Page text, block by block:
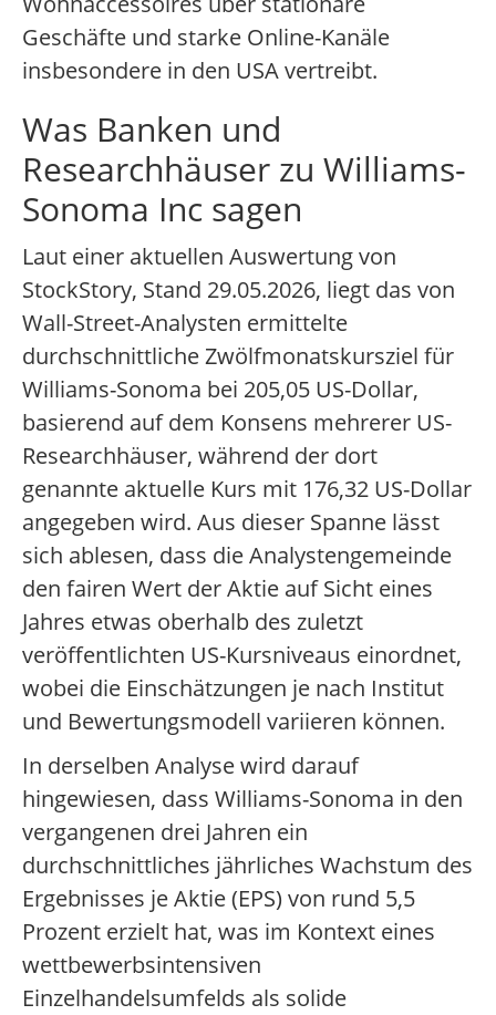
Geschäfte und starke Online-Kanäle
insbesondere in den USA vertreibt.
Was Banken und
Researchhäuser zu Williams-
Sonoma Inc sagen
Laut einer aktuellen Auswertung von
StockStory, Stand 29.05.2026, liegt das von
Wall-Street-Analysten ermittelte
durchschnittliche Zwölfmonatskursziel für
Williams-Sonoma bei 205,05 US-Dollar,
basierend auf dem Konsens mehrerer US-
Researchhäuser, während der dort
genannte aktuelle Kurs mit 176,32 US-Dollar
angegeben wird. Aus dieser Spanne lässt
sich ablesen, dass die Analystengemeinde
den fairen Wert der Aktie auf Sicht eines
Jahres etwas oberhalb des zuletzt
veröffentlichten US-Kursniveaus einordnet,
wobei die Einschätzungen je nach Institut
und Bewertungsmodell variieren können.
In derselben Analyse wird darauf
hingewiesen, dass Williams-Sonoma in den
vergangenen drei Jahren ein
durchschnittliches jährliches Wachstum des
Ergebnisses je Aktie (EPS) von rund 5,5
Prozent erzielt hat, was im Kontext eines
wettbewerbsintensiven
Einzelhandelsumfelds als solide